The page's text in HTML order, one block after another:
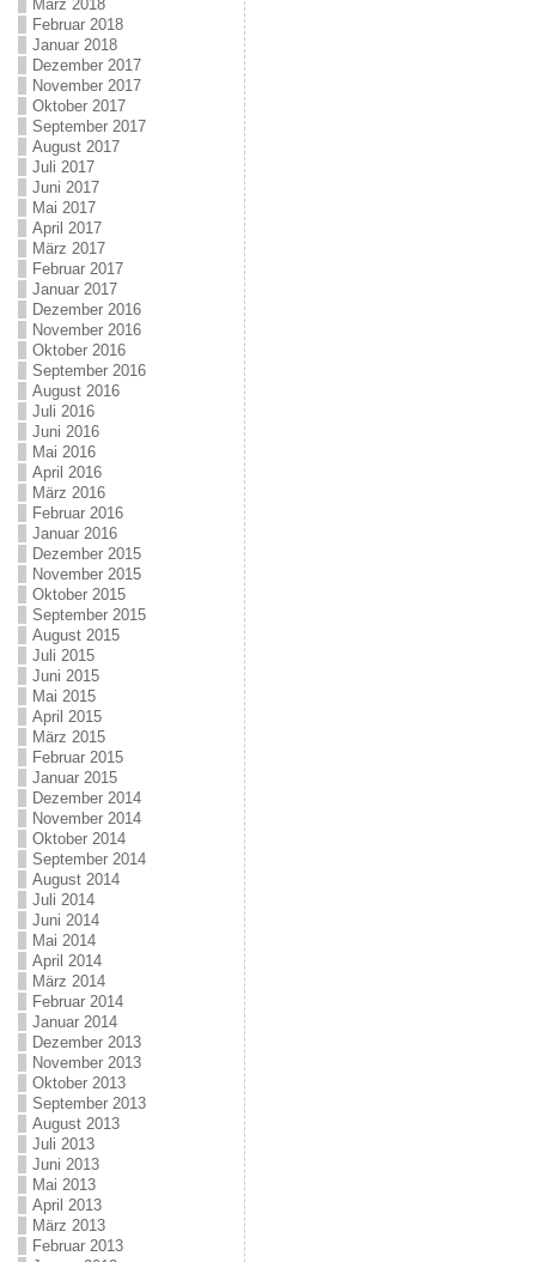
März 2018
Februar 2018
Januar 2018
Dezember 2017
November 2017
Oktober 2017
September 2017
August 2017
Juli 2017
Juni 2017
Mai 2017
April 2017
März 2017
Februar 2017
Januar 2017
Dezember 2016
November 2016
Oktober 2016
September 2016
August 2016
Juli 2016
Juni 2016
Mai 2016
April 2016
März 2016
Februar 2016
Januar 2016
Dezember 2015
November 2015
Oktober 2015
September 2015
August 2015
Juli 2015
Juni 2015
Mai 2015
April 2015
März 2015
Februar 2015
Januar 2015
Dezember 2014
November 2014
Oktober 2014
September 2014
August 2014
Juli 2014
Juni 2014
Mai 2014
April 2014
März 2014
Februar 2014
Januar 2014
Dezember 2013
November 2013
Oktober 2013
September 2013
August 2013
Juli 2013
Juni 2013
Mai 2013
April 2013
März 2013
Februar 2013